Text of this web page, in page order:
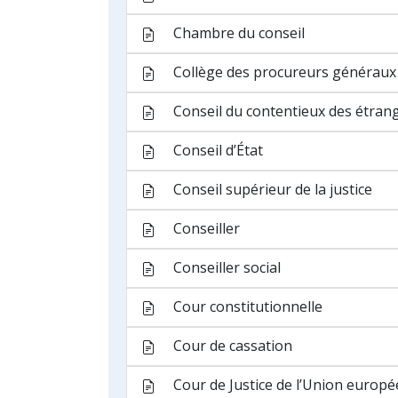
Procureur de la sécurité routière
Procureur du Roi
Siège
Substitut
Tribunal correctionnel
Tribunal de commerce
Tribunal de l’application des
Tribunal de l’entreprise
Tribunal de la jeunesse
Tribunal de police